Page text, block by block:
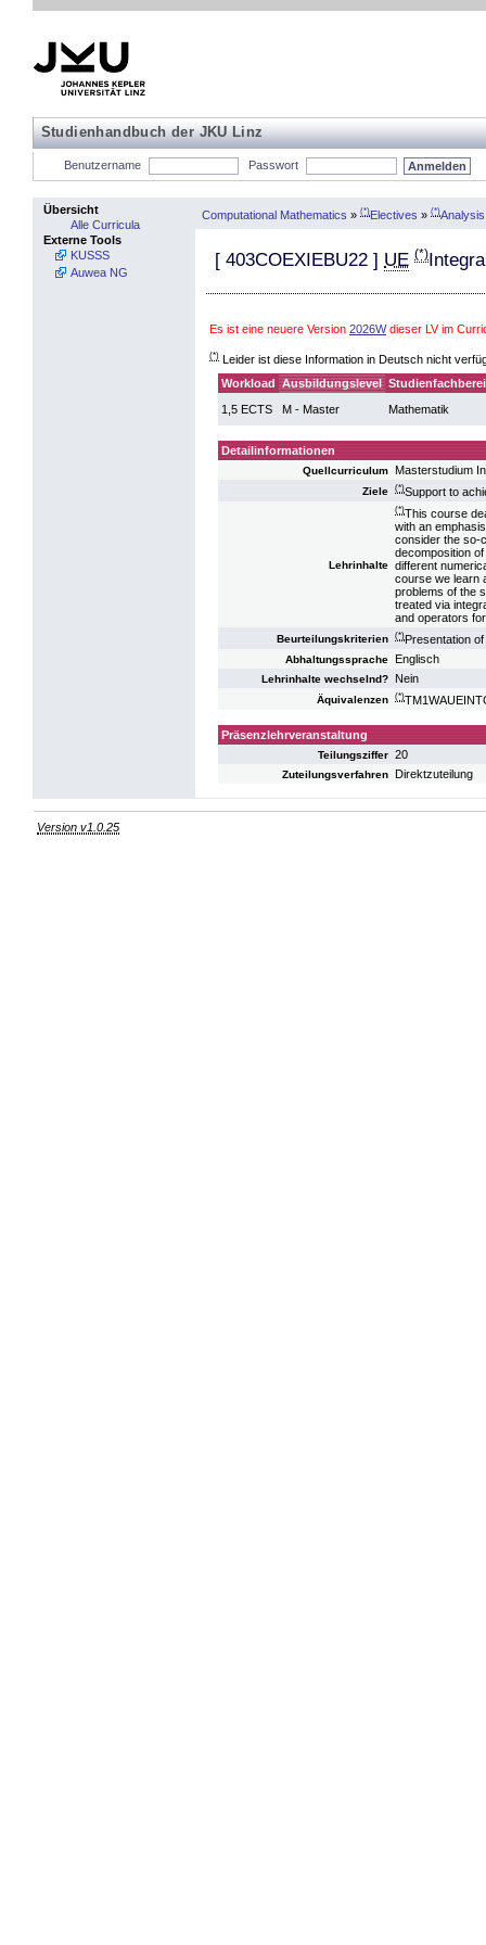
Studienhandbuch der JKU Linz
Benutzername Passwort
Übersicht
Alle Curricula
Externe Tools
KUSSS
Auwea NG
Computational Mathematics » (*)Electives » (*)Analysis
[ 403COEXIEBU22 ] UE (*)
Es ist eine neuere Version 2026Wdieser LV im
(*) Leider ist diese Information in Deutsch nicht
Workload Ausbildungslevel
1,5 ECTS
M - Master Mathematik
Detailinformationen
Quellcurriculum Masterstudium
Ziele (*)Support to
Lehrinhalte
(*)This course
with an
consider the so-
decomposition
different
course we learn
problems of the
treated via
and operators
Beurteilungskriterien (*)Presentation
Abhaltungssprache Englisch
Lehrinhalte wechselnd? Nein
Äquivalenzen (*)
Präsenzlehrveranstaltung
Teilungsziffer 20
Zuteilungsverfahren Direktzuteilung
Version v1.0.25